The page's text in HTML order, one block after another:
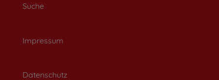
Suche
Impressum
Datenschutz